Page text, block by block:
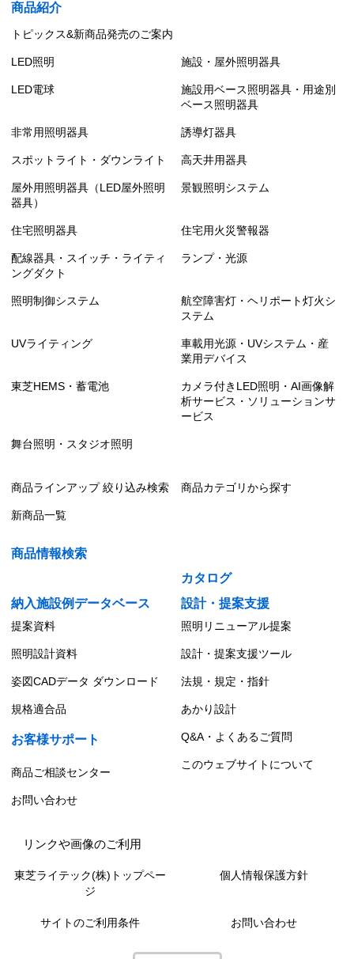
商品紹介
トピックス&新商品発売のご案内
LED照明 施設・屋外照明器具
LED電球
施設用ベース照明器具・用途別
ベース照明器具
非常用照明器具 誘導灯器具
スポットライト・ダウンライト 高天井用器具
屋外用照明器具（LED屋外照明
器具）
景観照明システム
住宅照明器具 住宅用火災警報器
配線器具・スイッチ・ライティ
ングダクト
ランプ・光源
照明制御システム
航空障害灯・ヘリポート灯火シ
ステム
UVライティング
車載用光源・UVシステム・産
業用デバイス
東芝HEMS・蓄電池
カメラ付きLED照明・AI画像解
析サービス・ソリューションサ
ービス
舞台照明・スタジオ照明
商品ラインアップ 絞り込み検索 商品カテゴリから探す
新商品一覧
商品情報検索
カタログ
納入施設例データベース
設計・提案支援
提案資料 照明リニューアル提案
照明設計資料 設計・提案支援ツール
姿図CADデータ ダウンロード 法規・規定・指針
規格適合品 あかり設計
お客様サポート Q&A・よくあるご質問
商品ご相談センター
このウェブサイトについて
お問い合わせ
リンクや画像のご利用
東芝ライテック(株)トップペー
ジ
個人情報保護方針
サイトのご利用条件 お問い合わせ